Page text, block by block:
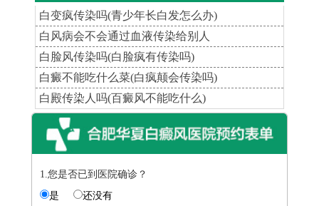
白变疯传染吗(青少年长白发怎么办)
白风病会不会通过血液传染给别人
白脸风传染吗(白脸疯有传染吗)
白癜不能吃什么菜(白疯颠会传染吗)
白殿传染人吗(百癜风不能吃什么)
1.您是否已到医院确诊？
是
还没有